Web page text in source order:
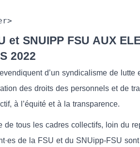
et SNUIPP FSU AUX
2022
d’un syndicalisme de lutte
des droits des personnels et de
à l’équité et à la transparence.
de tous les cadres collectifs, loin du
de la FSU et du SNUipp-FSU